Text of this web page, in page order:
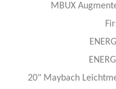
MBUX
20" Maybach